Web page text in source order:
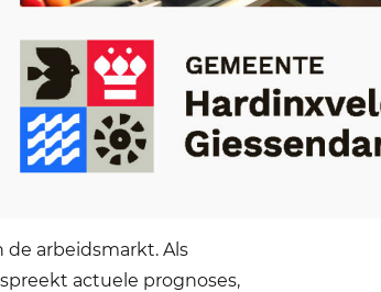
arbeidsmarkt. Als
actuele prognoses,